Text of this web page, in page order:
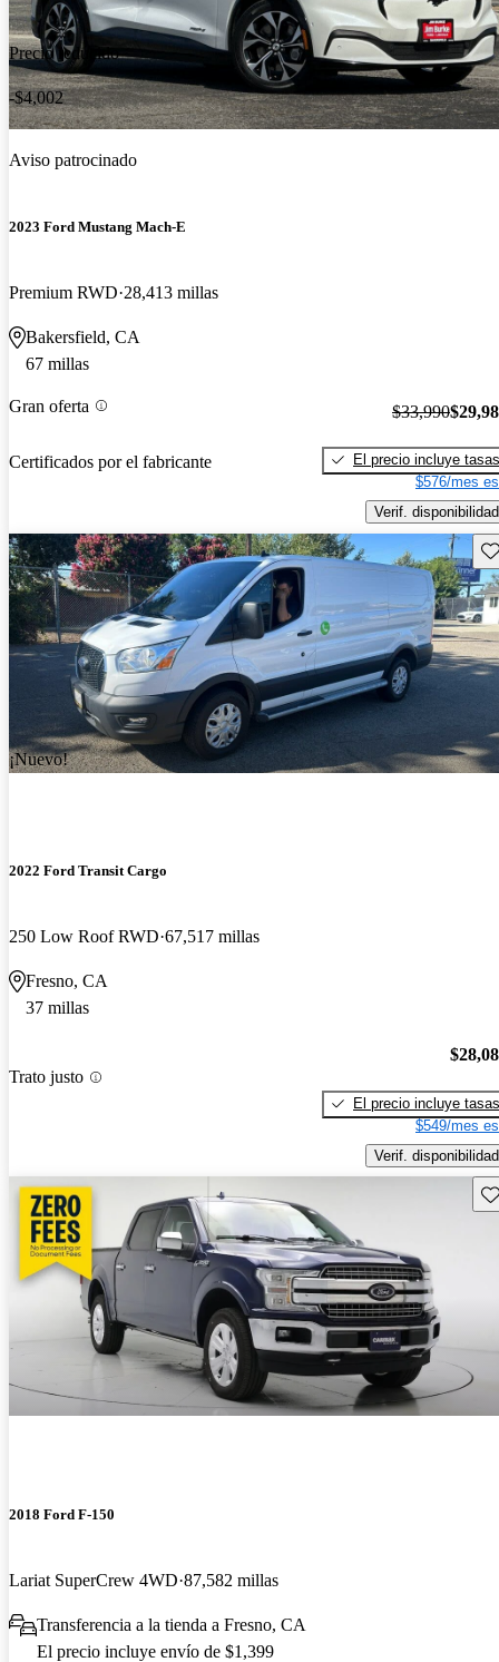
Precio reducido
-$4,002
Aviso patrocinado
2023 Ford Mustang Mach-E
Premium RWD 28,413 millas
Bakersfield, CA
67 millas
Gran oferta
Certificados por el fabricante
$33,990
El precio incluye tasas
$576/mes
Verif. disponibilidad
¡Nuevo!
2022 Ford Transit Cargo
250 Low Roof RWD 67,517 millas
Fresno, CA
37 millas
Trato justo
El precio incluye tasas
$549/mes
Verif. disponibilidad
2018 Ford F-150
Lariat SuperCrew 4WD 87,582 millas
Transferencia a la tienda a Fresno, CA
El precio incluye envío de $1,399